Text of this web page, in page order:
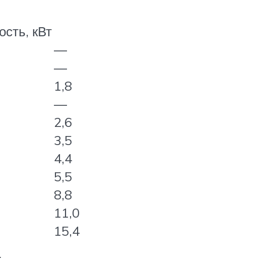
кВт
—
—
1,8
—
2,6
3,5
4,4
5,5
8,8
11,0
15,4